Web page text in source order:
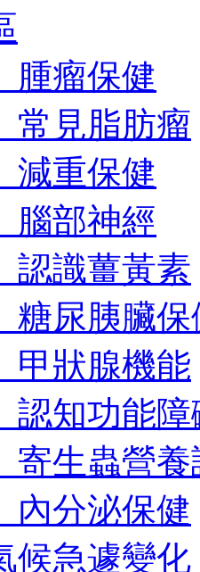
腫瘤保健
常見脂肪瘤
減重保健
腦部神經
認識薑黃素
糖尿胰臟
甲狀腺機能
認知功能
寄生蟲營
內分泌保健
候急遽變化